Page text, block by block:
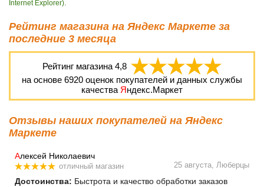
Internet Explorer)
Рейтинг магазина на Яндекс Маркете за
последние 3 месяца
Рейтинг магазина 4,8
на основе 6920 оценок покупателей и данных службы
качества Яндекс.Маркет
Отзывы наших покупателей на Яндекс
Маркете
Алексей Николаевич
отличный магазин 25 августа, Люберцы
Достоинства: Быстрота и качество обработки заказов